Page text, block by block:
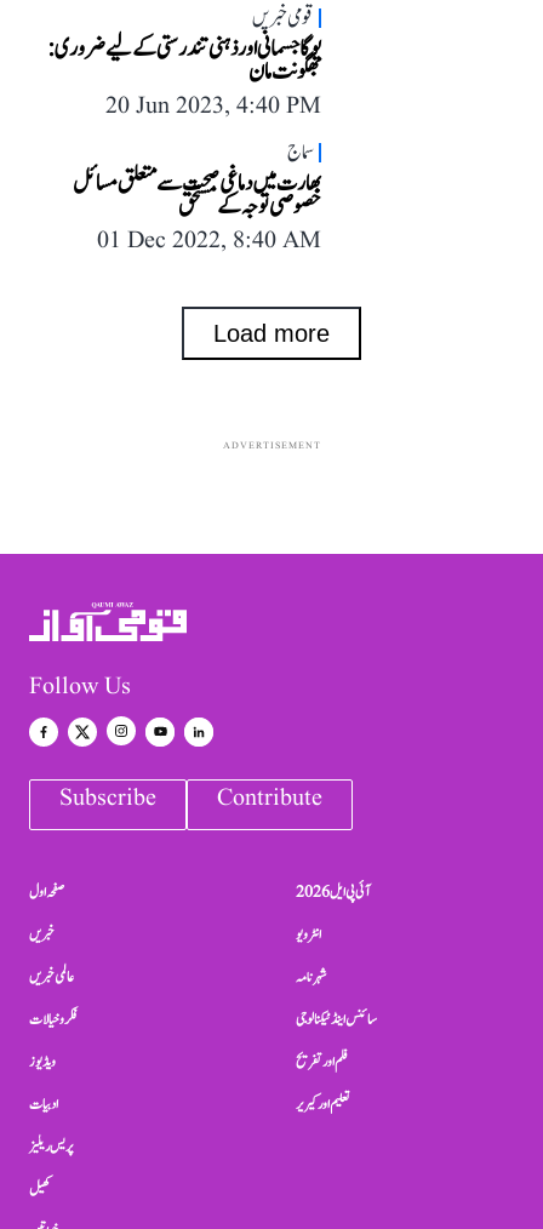
قومی خبریں
یوگا جسمانی اور ذہنی تندرستی کے لیے ضروری:
بھگونت مان
20 Jun 2023, 4:40 PM
سماج
بھارت میں دماغی صحت سے متعلق مسائل
خصوصی توجہ کے مستحق
01 Dec 2022, 8:40 AM
Load more
ADVERTISEMENT
Follow Us
Subscribe Contribute
صفحہ اول
خبریں
عالمی خبریں
فکر و خیالات
ویڈیوز
ادبیات
پریس ریلیز
کھیل
آئی پی ایل 2026
انٹرویو
شہرنامہ
سائنس اینڈ ٹیکنالوجی
فلم اور تفریح
تعلیم اور کیریر